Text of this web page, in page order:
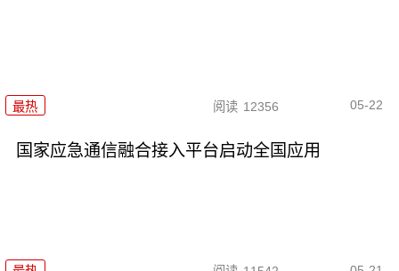
最热 阅读 12356 05-22
国家应急通信融合接入平台启动全国应用